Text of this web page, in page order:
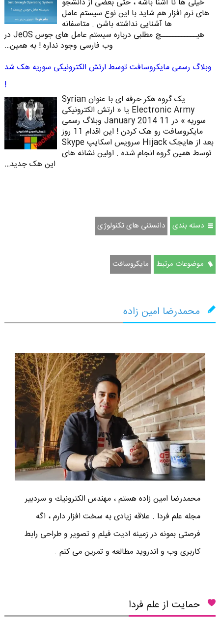
های نرم افزار هم شاید با این نوع سیستم عامل
ها آشنایی نداشته باشن . متاسفانه
هیــــــــــــچ مطلبی درباره سیستم عامل های جوس JeOS در
وب فارسی وجود نداره ! به همین…
وبلاگ رسمی مایکروسافت توسط ارتش الکترونیکی سوریه هک شد
!
یک گروه هکر حرفه ای با عنوان Syrian
Electronic Army یا « ارتش الکترونیکی
سوریه » در 11 January 2014 وبلاگ رسمی
مایکروسافت رو هک کردن ! این اقدام 11 روز
بعد از هایجک Hijack سرویس اسکایپ Skype
توسط همین گروه انجام شده . اولین نشانه های
این هک جدید…
دسته بندی دانستنی های تکنولوژی
موضوعات مرتبط مايكروسافت
محمدرضا امین زاده
محمدرضا امين زاده هستم ، مهندس الكترونيك و سردبير
مجله علم فردا . علاقه زیادی به سخت افزار دارم ، اگه
فرصتی بمونه در زمینه ادیت فیلم و تصویر و طراحی رابط
کاربری وب و اندروید مطالعه و تمرین می کنم .
حمایت از علم فردا